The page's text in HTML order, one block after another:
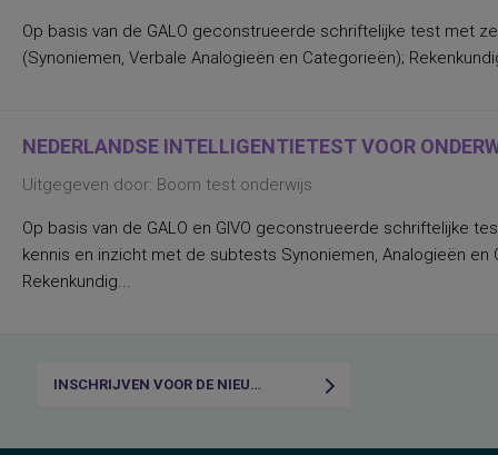
Op basis van de GALO geconstrueerde schriftelijke test met
(Synoniemen, Verbale Analogieën en Categorieën);
NEDERLANDSE INTELLIGENTIETEST VOOR
Uitgegeven door: Boom test onderwijs
Op basis van de GALO en GIVO geconstrueerde schriftelijke
kennis en inzicht met de subtests Synoniemen, Analogieën
Rekenkundig...
INSCHRIJVEN VOOR DE NIEUWSBRIEF